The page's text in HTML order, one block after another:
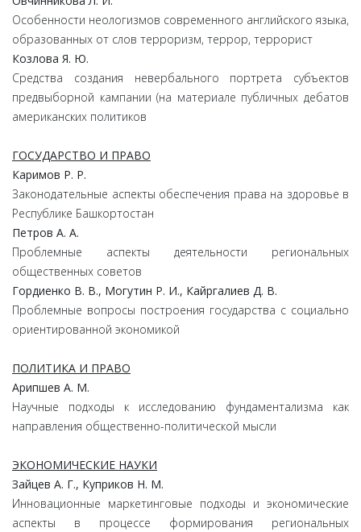
Особенности неологизмов современного английского языка,
образованных от слов терроризм, террор, террорист
Козлова Я. Ю.
Средства создания невербального портрета субъектов
предвыборной кампании (на материале публичных дебатов
американских политиков
ГОСУДАРСТВО И ПРАВО
Каримов Р. Р.
Законодательные аспекты обеспечения права на здоровье в
Республике Башкортостан
Петров А. А.
Проблемные аспекты деятельности региональных
общественных советов
Гордиенко В. В., Могутин Р. И., Кайргалиев Д. В.
Проблемные вопросы построения государства с социально
ориентированной экономикой
ПОЛИТИКА И ПРАВО
Арипшев А. М.
Научные подходы к исследованию фундаментализма как
направления общественно-политической мысли
ЭКОНОМИЧЕСКИЕ НАУКИ
Зайцев А. Г., Куприков Н. М.
Инновационные маркетинговые подходы и экономические
аспекты в процессе формирования региональных